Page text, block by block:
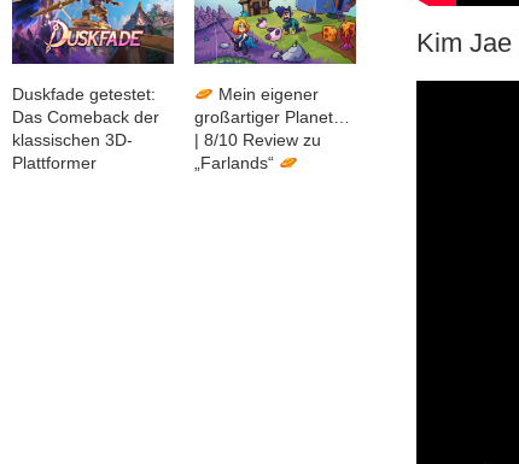
Kim Jae
Duskfade getestet:
Das Comeback der
klassischen 3D-
Plattformer
Mein eigener
großartiger Planet…
| 8/10 Review zu
„Farlands“